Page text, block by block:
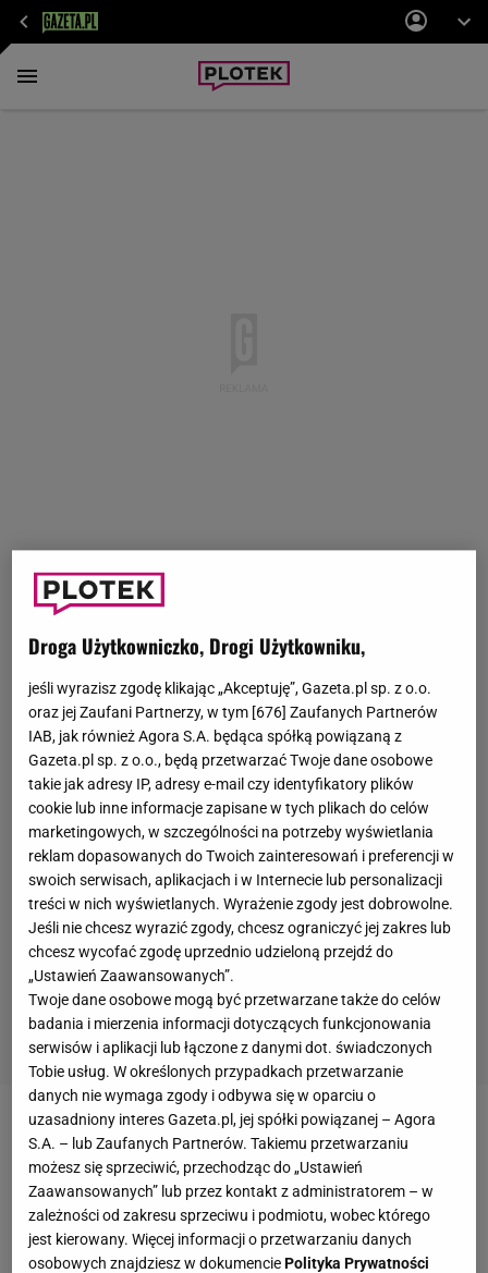
CHARLIE CHAPLIN
Charlie Chaplin bez makijażu. Ciężko go
poznać. W naturalnym wydaniu był prawdziwym
bożyszczem kobiet
Weronika Zając,3 KWIETNIA 2023, 11:35
Droga Użytkowniczko, Drogi Użytkowniku,
jeśli wyrazisz zgodę klikając „Akceptuję”, Gazeta.pl sp. z o.o.
oraz jej Zaufani Partnerzy, w tym [676] Zaufanych Partnerów
IAB, jak również Agora S.A. będąca spółką powiązaną z
Gazeta.pl sp. z o.o., będą przetwarzać Twoje dane osobowe
takie jak adresy IP, adresy e-mail czy identyfikatory plików
cookie lub inne informacje zapisane w tych plikach do celów
marketingowych, w szczególności na potrzeby wyświetlania
reklam dopasowanych do Twoich zainteresowań i preferencji w
swoich serwisach, aplikacjach i w Internecie lub personalizacji
treści w nich wyświetlanych. Wyrażenie zgody jest dobrowolne.
Jeśli nie chcesz wyrazić zgody, chcesz ograniczyć jej zakres lub
chcesz wycofać zgodę uprzednio udzieloną przejdź do
„Ustawień Zaawansowanych”.
Twoje dane osobowe mogą być przetwarzane także do celów
badania i mierzenia informacji dotyczących funkcjonowania
serwisów i aplikacji lub łączone z danymi dot. świadczonych
Tobie usług. W określonych przypadkach przetwarzanie
danych nie wymaga zgody i odbywa się w oparciu o
uzasadniony interes Gazeta.pl, jej spółki powiązanej – Agora
S.A. – lub Zaufanych Partnerów. Takiemu przetwarzaniu
możesz się sprzeciwić, przechodząc do „Ustawień
Zaawansowanych” lub przez kontakt z administratorem – w
zależności od zakresu sprzeciwu i podmiotu, wobec którego
jest kierowany. Więcej informacji o przetwarzaniu danych
osobowych znajdziesz w dokumenciePolityka Prywatności